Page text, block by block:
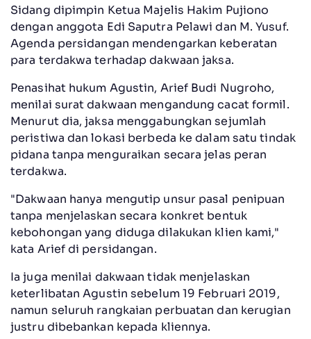
Sidang dipimpin Ketua Majelis Hakim Pujiono
dengan anggota Edi Saputra Pelawi dan M. Yusuf.
Agenda persidangan mendengarkan keberatan
para terdakwa terhadap dakwaan jaksa.
Penasihat hukum Agustin, Arief Budi Nugroho,
menilai surat dakwaan mengandung cacat formil.
Menurut dia, jaksa menggabungkan sejumlah
peristiwa dan lokasi berbeda ke dalam satu tindak
pidana tanpa menguraikan secara jelas peran
terdakwa.
"Dakwaan hanya mengutip unsur pasal penipuan
tanpa menjelaskan secara konkret bentuk
kebohongan yang diduga dilakukan klien kami,"
kata Arief di persidangan.
Ia juga menilai dakwaan tidak menjelaskan
keterlibatan Agustin sebelum 19 Februari 2019,
namun seluruh rangkaian perbuatan dan kerugian
justru dibebankan kepada kliennya.